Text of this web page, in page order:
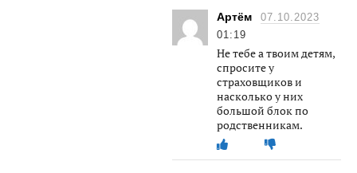
Артём
07.10.2023
01:19
Не тебе а твоим детям,
спросите у
страховщиков и
насколько у них
большой блок по
родственникам.